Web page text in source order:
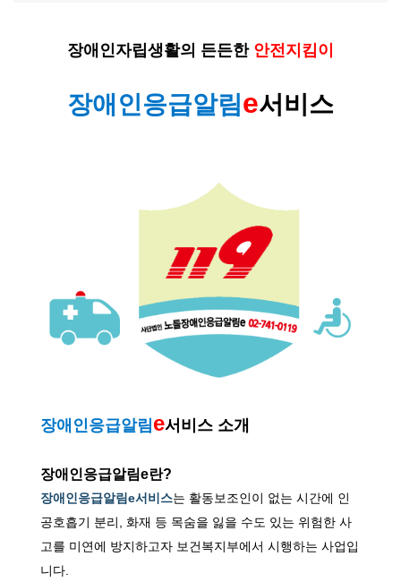
장애인자립생활의 든든한 안전지킴이
장애인응급알림e서비스
장애인응급알림e서비스 소개
장애인응급알림e란?
장애인응급알림e서비스는 활동보조인이 없는 시간에 인
공호흡기 분리, 화재 등 목숨을 잃을 수도 있는 위험한 사
고를 미연에 방지하고자 보건복지부에서 시행하는 사업입
니다.